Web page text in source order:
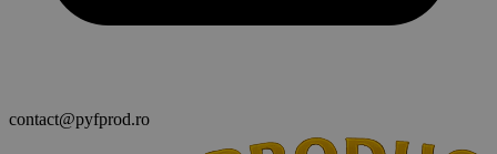
contact@pyfprod.ro